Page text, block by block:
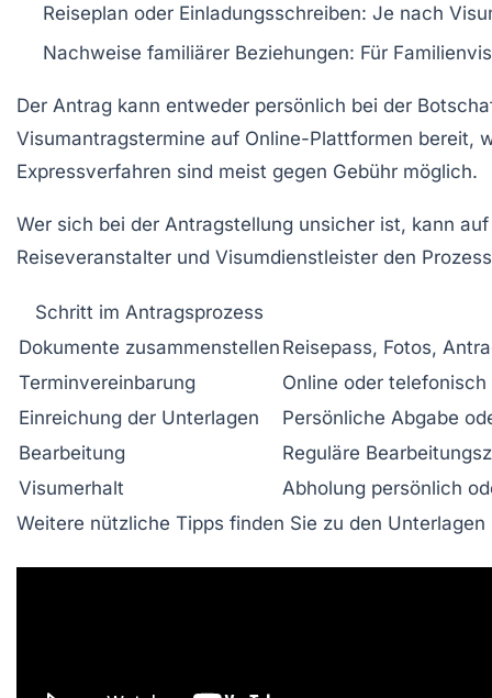
Reiseplan oder Einladungsschreiben: Je nach
Nachweise familiärer Beziehungen: Für
Der Antrag kann entweder persönlich bei der
Visumantragstermine auf Online-Plattformen bereit,
Expressverfahren sind meist gegen Gebühr möglich.
Wer sich bei der Antragstellung unsicher ist, kann
Reiseveranstalter und Visumdienstleister den
Schritt im Antragsprozess
Dokumente zusammenstellen Reisepass, Fotos,
Terminvereinbarung
Online oder
Einreichung der Unterlagen
Persönliche Abgabe
Bearbeitung
Reguläre
Visumerhalt
Abholung persönlich
Weitere nützliche Tipps finden Sie zu den